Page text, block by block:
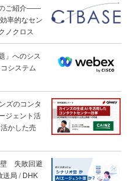
のご紹介――
率的なセン
ノクロス
」へのシス
システム
ズのコンタ
ジェント活
かした売
壁 失敗回避
送局 / DHK